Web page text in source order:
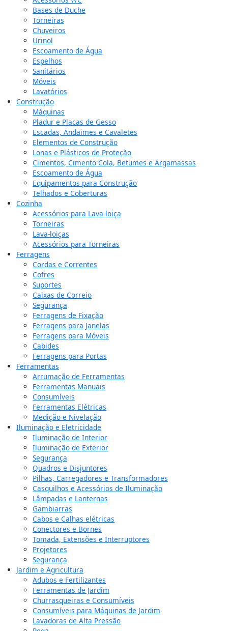
Bases de Duche
Torneiras
Chuveiros
Urinol
Escoamento de Água
Espelhos
Sanitários
Móveis
Lavatórios
Construção
Máquinas
Pladur e Placas de Gesso
Escadas, Andaimes e Cavaletes
Elementos de Construção
Lonas e Plásticos de Proteção
Cimentos, Cimento Cola, Betumes e Argamassas
Escoamento de Água
Equipamentos para Construção
Telhados e Coberturas
Cozinha
Acessórios para Lava-loiça
Torneiras
Lava-loiças
Acessórios para Torneiras
Ferragens
Cordas e Correntes
Cofres
Suportes
Caixas de Correio
Segurança
Ferragens de Fixação
Ferragens para Janelas
Ferragens para Móveis
Cabides
Ferragens para Portas
Ferramentas
Arrumação de Ferramentas
Ferramentas Manuais
Consumíveis
Ferramentas Elétricas
Medição e Nivelação
Iluminação e Eletricidade
Iluminação de Interior
Iluminação de Exterior
Segurança
Quadros e Disjuntores
Pilhas, Carregadores e Transformadores
Casquilhos e Acessórios de Iluminação
Lâmpadas e Lanternas
Gambiarras
Cabos e Calhas elétricas
Conectores e Bornes
Tomada, Extensões e Interruptores
Projetores
Segurança
Jardim e Agricultura
Adubos e Fertilizantes
Ferramentas de Jardim
Churrasqueiras e Consumíveis
Consumíveis para Máquinas de Jardim
Lavadoras de Alta Pressão